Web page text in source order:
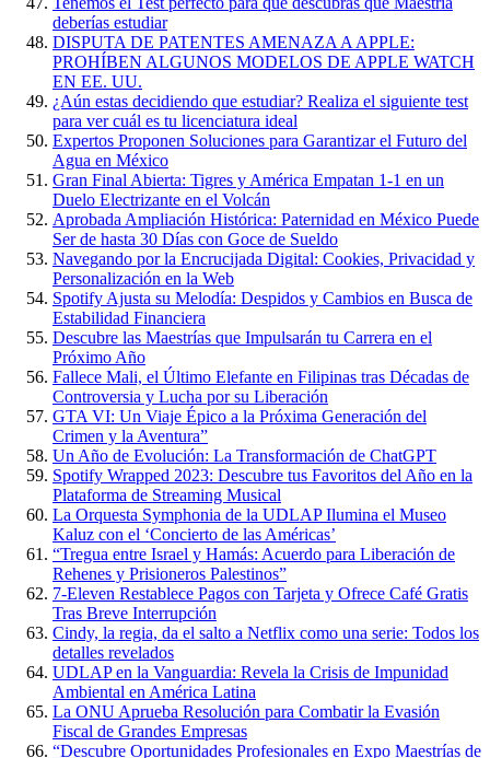
deberías estudiar
DISPUTA DE PATENTES AMENAZA A APPLE:
PROHÍBEN ALGUNOS MODELOS DE APPLE WATCH
EN EE. UU.
¿Aún estas decidiendo que estudiar? Realiza el siguiente test
para ver cuál es tu licenciatura ideal
Expertos Proponen Soluciones para Garantizar el Futuro del
Agua en México
Gran Final Abierta: Tigres y América Empatan 1-1 en un
Duelo Electrizante en el Volcán
Aprobada Ampliación Histórica: Paternidad en México Puede
Ser de hasta 30 Días con Goce de Sueldo
Navegando por la Encrucijada Digital: Cookies, Privacidad y
Personalización en la Web
Spotify Ajusta su Melodía: Despidos y Cambios en Busca de
Estabilidad Financiera
Descubre las Maestrías que Impulsarán tu Carrera en el
Próximo Año
Fallece Mali, el Último Elefante en Filipinas tras Décadas de
Controversia y Lucha por su Liberación
GTA VI: Un Viaje Épico a la Próxima Generación del
Crimen y la Aventura”
Un Año de Evolución: La Transformación de ChatGPT
Spotify Wrapped 2023: Descubre tus Favoritos del Año en la
Plataforma de Streaming Musical
La Orquesta Symphonia de la UDLAP Ilumina el Museo
Kaluz con el ‘Concierto de las Américas’
“Tregua entre Israel y Hamás: Acuerdo para Liberación de
Rehenes y Prisioneros Palestinos”
7-Eleven Restablece Pagos con Tarjeta y Ofrece Café Gratis
Tras Breve Interrupción
Cindy, la regia, da el salto a Netflix como una serie: Todos los
detalles revelados
UDLAP en la Vanguardia: Revela la Crisis de Impunidad
Ambiental en América Latina
La ONU Aprueba Resolución para Combatir la Evasión
Fiscal de Grandes Empresas
“Descubre Oportunidades Profesionales en Expo Maestrías de